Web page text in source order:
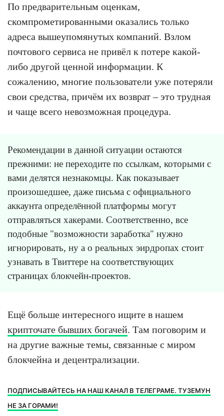
По предварительным оценкам,
скомпрометированными оказались только
адреса вышеупомянутых компаний. Взлом
почтового сервиса не привёл к потере какой-
либо другой ценной информации. К
сожалению, многие пользователи уже потеряли
свои средства, причём их возврат – это трудная
и чаще всего невозможная процедура.
Рекомендации в данной ситуации остаются
прежними: не переходите по ссылкам, которыми с
вами делятся незнакомцы. Как показывает
произошедшее, даже письма с официального
аккаунта определённой платформы могут
отправляться хакерами. Соответственно, все
подобные "возможности заработка" нужно
игнорировать, ну а о реальных эирдропах стоит
узнавать в Твиттере на соответствующих
страницах блокчейн-проектов.
Ещё больше интересного ищите в нашем
крипточате бывших богачей. Там поговорим и
на другие важные темы, связанные с миром
блокчейна и децентрализации.
ПОДПИСЫВАЙТЕСЬ НА НАШ КАНАЛ В ТЕЛЕГРАМЕ. ТУЗЕМУН
НЕ ЗА ГОРАМИ!